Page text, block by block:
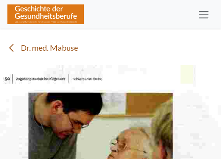
Zum Inhalt springen
Dr. med. Mabuse